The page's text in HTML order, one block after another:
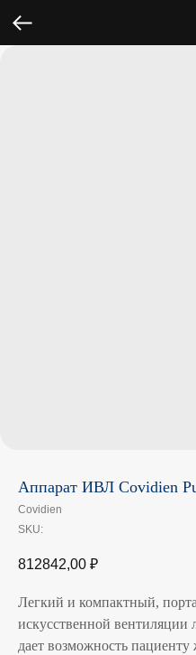
Аппарат ИВЛ Covidien
Covidien
SKU:
812842,00 ₽
Легкий и компактный,
искусственной вентиляции
дает возможность пациенту